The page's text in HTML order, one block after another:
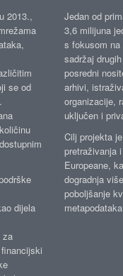
2013.,
se od
dijela
za
Jedan od
3,6 milijuna
s fokusom
sadržaj
posredni
arhivi,
organizacije,
uključen i
Cilj projekta
pretraživanja
Europeane,
dogradnja
poboljšanje